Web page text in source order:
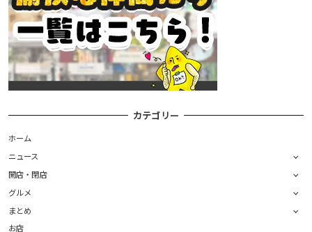
カテゴリー
ホーム
ニュース
開店・閉店
グルメ
まとめ
お店